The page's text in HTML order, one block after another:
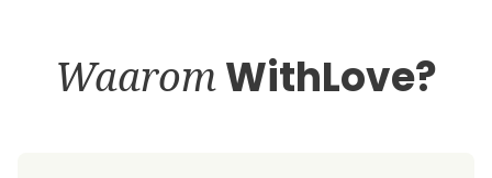
WaaromWithLove?